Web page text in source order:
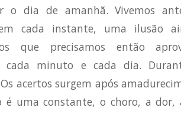
o dia de amanhã. Vivemos
cada instante, uma ilusão
que precisamos então
cada minuto e cada dia.
acertos surgem após
é uma constante, o choro, a